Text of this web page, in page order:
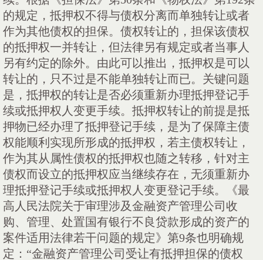
的规定，抵押权不得与债权分离而单独转让或者
作为其他债权的担保。债权转让的，担保该债权
的抵押权一并转让，但法律另有规定或者当事人
另有约定的除外。由此可以推出，抵押权是可以
转让的，只不过是不能单独转让而已。关键问题
是，抵押权的转让是否必须重新办理抵押登记手
续或抵押权人变更手续。抵押权转让的前提是抵
押物已经办理了抵押登记手续，是为了保障主债
权能顺利实现所形成的抵押权，若主债权转让，
作为其从属性债权的抵押权也随之转移，针对主
债权而设立的抵押权应当继续存在，无须重新办
理抵押登记手续或抵押权人变更登记手续。《最
高人民法院关于审理涉及金融资产管理公司收
购、管理、处置国有银行不良贷款形成的资产的
案件适用法律若干问题的规定》第9条也明确规
定：“金融资产管理公司受让有抵押担保的债权